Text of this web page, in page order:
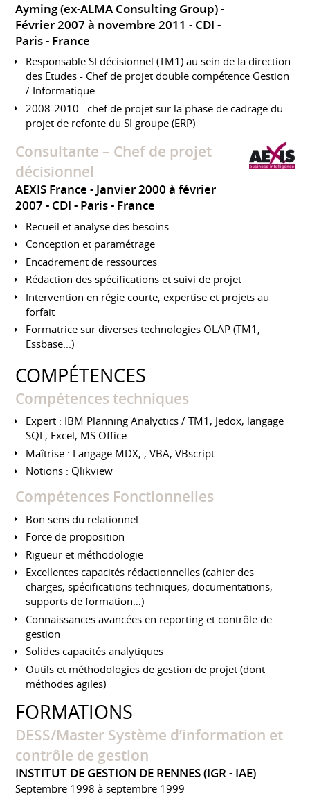
Ayming (ex-ALMA Consulting Group)
Février 2007 à novembre 2011 CDI
Paris
France
Responsable SI décisionnel (TM1) au sein de la direction
des Etudes - Chef de projet double compétence Gestion
/ Informatique
2008-2010 : chef de projet sur la phase de cadrage du
projet de refonte du SI groupe (ERP)
Consultante – Chef de projet
décisionnel
AEXIS France
Janvier 2000 à février
2007 CDI Paris France
Recueil et analyse des besoins
Conception et paramétrage
Encadrement de ressources
Rédaction des spécifications et suivi de projet
Intervention en régie courte, expertise et projets au
forfait
Formatrice sur diverses technologies OLAP (TM1,
Essbase...)
COMPÉTENCES
Compétences techniques
Expert : IBM Planning Analyctics / TM1, Jedox, langage
SQL, Excel, MS Office
Maîtrise : Langage MDX, , VBA, VBscript
Notions : Qlikview
Compétences Fonctionnelles
Bon sens du relationnel
Force de proposition
Rigueur et méthodologie
Excellentes capacités rédactionnelles (cahier des
charges, spécifications techniques, documentations,
supports de formation…)
Connaissances avancées en reporting et contrôle de
gestion
Solides capacités analytiques
Outils et méthodologies de gestion de projet (dont
méthodes agiles)
FORMATIONS
DESS/Master Système d’information et
contrôle de gestion
INSTITUT DE GESTION DE RENNES (IGR - IAE)
Septembre 1998 à septembre 1999